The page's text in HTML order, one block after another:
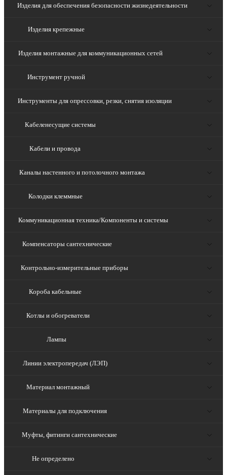
Изделия для обеспечения безопасности жизнедеятельности
Изделия крепежные
Изделия монтажные для коммуникационных сетей
Инструмент ручной
Инструменты для опрессовки, резки, снятия изоляции
Кабеленесущие системы
Кабели и провода
Каналы настенного и потолочного монтажа
Колодки клеммные
Коммуникационная техника/Компоненты и системы
Компенсаторы сантехнические
Контрольно-измерительные приборы
Короба кабельные
Котлы и обогреватели
Лампы
Линии электропередач (ЛЭП)
Материал монтажный
Материалы для подключения
Муфты, фитинги сантехнические
Не определено